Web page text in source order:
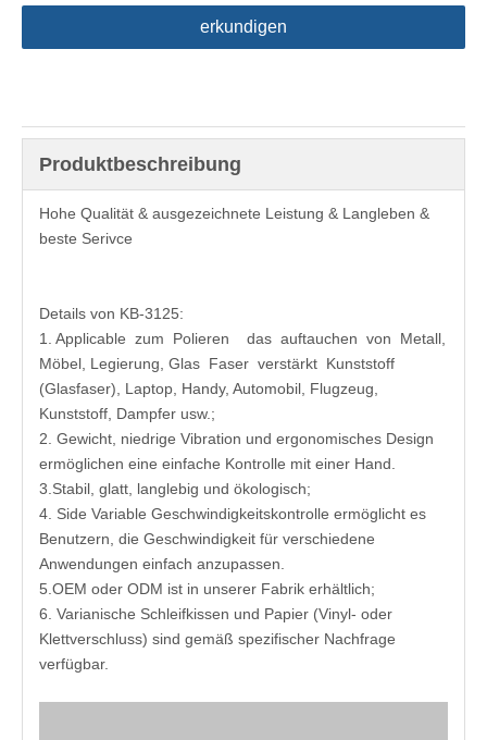
erkundigen
Produktbeschreibung
Hohe Qualität & ausgezeichnete Leistung & Langleben &
beste Serivce
Details von KB-3125:
1. Applicable zum Polieren das auftauchen von Metall,
Möbel, Legierung, Glas Faser verstärkt Kunststoff
(Glasfaser), Laptop, Handy, Automobil, Flugzeug,
Kunststoff, Dampfer usw.;
2. Gewicht, niedrige Vibration und ergonomisches Design
ermöglichen eine einfache Kontrolle mit einer Hand.
3.Stabil, glatt, langlebig und ökologisch;
4. Side Variable Geschwindigkeitskontrolle ermöglicht es
Benutzern, die Geschwindigkeit für verschiedene
Anwendungen einfach anzupassen.
5.OEM oder ODM ist in unserer Fabrik erhältlich;
6. Varianische Schleifkissen und Papier (Vinyl- oder
Klettverschluss) sind gemäß spezifischer Nachfrage
verfügbar.